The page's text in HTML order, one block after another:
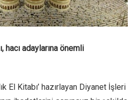
hacı adaylarına önemli
El Kitabı’ hazırlayan Diyanet İşleri